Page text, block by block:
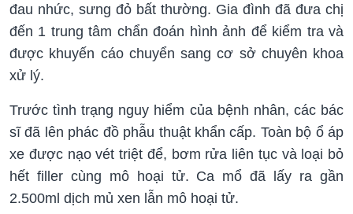
đau nhức, sưng đỏ bất thường. Gia đình đã đưa chị
đến 1 trung tâm chẩn đoán hình ảnh để kiểm tra và
được khuyến cáo chuyển sang cơ sở chuyên khoa
xử lý.
Trước tình trạng nguy hiểm của bệnh nhân, các bác
sĩ đã lên phác đồ phẫu thuật khẩn cấp. Toàn bộ ổ áp
xe được nạo vét triệt để, bơm rửa liên tục và loại bỏ
hết filler cùng mô hoại tử. Ca mổ đã lấy ra gần
2.500ml dịch mủ xen lẫn mô hoại tử.